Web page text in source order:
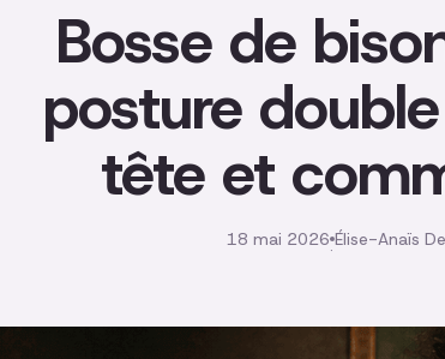
Bosse de
posture
tête et
18 mai 2026·Élise-Anaïs